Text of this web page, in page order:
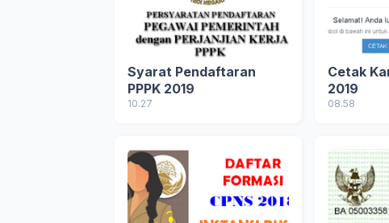
Syarat Pendaftaran
PPPK 2019
10.27
Cetak
2019
08.58